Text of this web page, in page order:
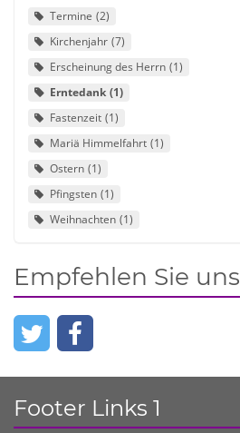
Termine 2
Kirchenjahr 7
Erscheinung des Herrn 1
Erntedank 1
Fastenzeit 1
Mariä Himmelfahrt 1
Ostern 1
Pfingsten 1
Weihnachten 1
Empfehlen Sie uns
Footer Links 1